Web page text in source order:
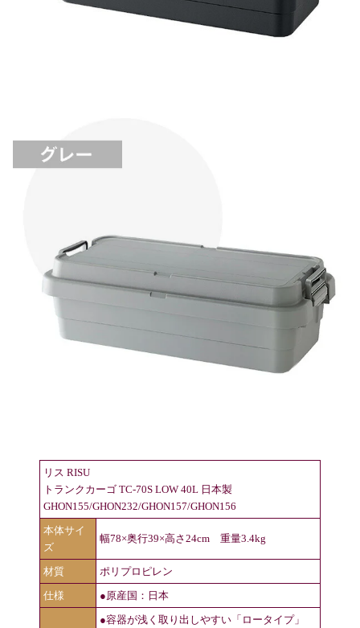
リス RISU
トランクカーゴ TC-70S LOW 40L 日本製
GHON155/GHON232/GHON157/GHON156
本体サイ
ズ
幅78×奥行39×高さ24cm 重量3.4kg
材質
ポリプロピレン
仕様
●原産国：日本
●容器が浅く取り出しやすい「ロータイプ」